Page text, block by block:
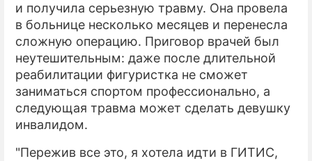
и получила серьезную травму. Она провела
в больнице несколько месяцев и перенесла
сложную операцию. Приговор врачей был
неутешительным: даже после длительной
реабилитации фигуристка не сможет
заниматься спортом профессионально, а
следующая травма может сделать девушку
инвалидом.
"Пережив все это, я хотела идти в ГИТИС,